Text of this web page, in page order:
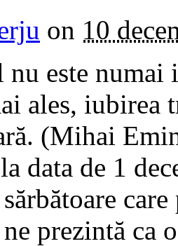
on 10
este numai
ales, iubirea
(Mihai
data de 1
prezintă ca